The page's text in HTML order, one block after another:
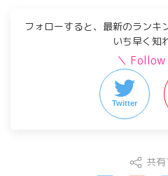
フォローすると、最新のランキ
いち早く知
＼ Follow
Twitter
共